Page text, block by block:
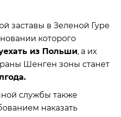
заставы в Зеленой Гуре
которого
из Польши, а их
Шенген зоны станет
службы также
наказать